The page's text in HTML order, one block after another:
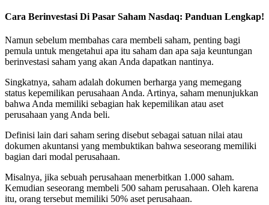
Cara Berinvestasi Di Pasar Saham Nasdaq: Panduan Lengkap!
Namun sebelum membahas cara membeli saham, penting bagi
pemula untuk mengetahui apa itu saham dan apa saja keuntungan
berinvestasi saham yang akan Anda dapatkan nantinya.
Singkatnya, saham adalah dokumen berharga yang memegang
status kepemilikan perusahaan Anda. Artinya, saham menunjukkan
bahwa Anda memiliki sebagian hak kepemilikan atau aset
perusahaan yang Anda beli.
Definisi lain dari saham sering disebut sebagai satuan nilai atau
dokumen akuntansi yang membuktikan bahwa seseorang memiliki
bagian dari modal perusahaan.
Misalnya, jika sebuah perusahaan menerbitkan 1.000 saham.
Kemudian seseorang membeli 500 saham perusahaan. Oleh karena
itu, orang tersebut memiliki 50% aset perusahaan.